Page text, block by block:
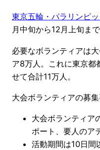
東京五輪・パラリンピ
月中旬から12月上旬まで
必要なボランティアは
ア8万人。これに東京都
せて合計11万人。
大会ボランティアの募
大会ボランティア
ポート、要人のア
活動期間は10日間